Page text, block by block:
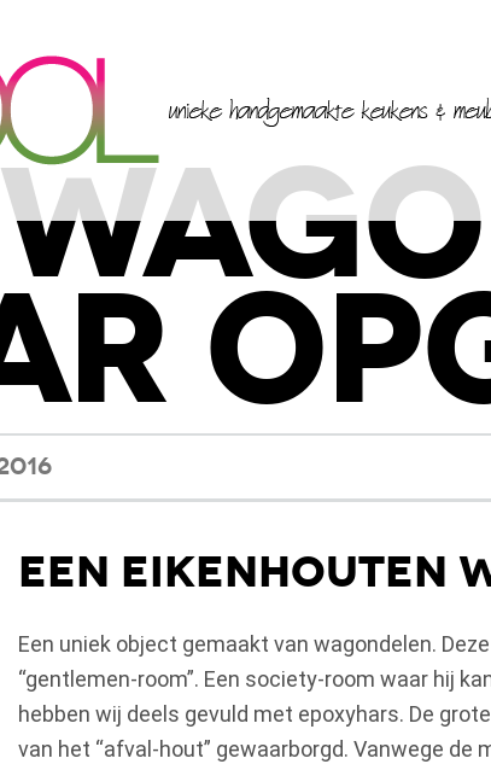
Een Eikenhouten
Een uniek object gemaakt van wagondelen.
“gentlemen-room”. Een society-room waar hij
hebben wij deels gevuld met epoxyhars. De
van het “afval-hout” gewaarborgd. Vanwege de